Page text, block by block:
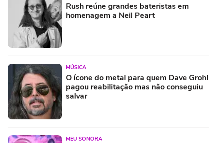
Rush reúne grandes bateristas em
homenagem a Neil Peart
MÚSICA
O ícone do metal para quem Dave Grohl
pagou reabilitação mas não conseguiu
salvar
MEU SONORA